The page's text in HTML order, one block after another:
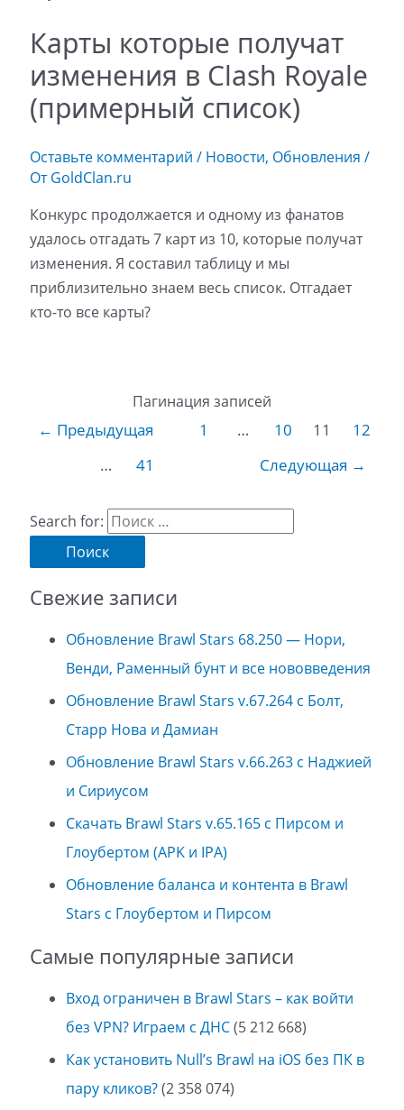
Карты которые получат
изменения в Clash Royale
(примерный список)
Оставьте комментарий / Новости, Обновления /
От GoldClan.ru
Конкурс продолжается и одному из фанатов
удалось отгадать 7 карт из 10, которые получат
изменения. Я составил таблицу и мы
приблизительно знаем весь список. Отгадает
кто-то все карты?
Пагинация записей
← Предыдущая 1 … 10 11
12
…
41 Следующая →
Search for:
Свежие записи
Обновление Brawl Stars 68.250 — Нори,
Венди, Раменный бунт и все нововведения
Обновление Brawl Stars v.67.264 с Болт,
Старр Нова и Дамиан
Обновление Brawl Stars v.66.263 с Наджией
и Сириусом
Скачать Brawl Stars v.65.165 с Пирсом и
Глоубертом (APK и IPA)
Обновление баланса и контента в Brawl
Stars с Глоубертом и Пирсом
Самые популярные записи
Вход ограничен в Brawl Stars – как войти
без VPN? Играем с ДНС(5 212 668)
Как установить Null’s Brawl на iOS без ПК в
пару кликов?(2 358 074)